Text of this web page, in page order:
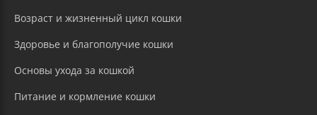
Возраст и жизненный цикл кошки
Здоровье и благополучие кошки
Основы ухода за кошкой
Питание и кормление кошки